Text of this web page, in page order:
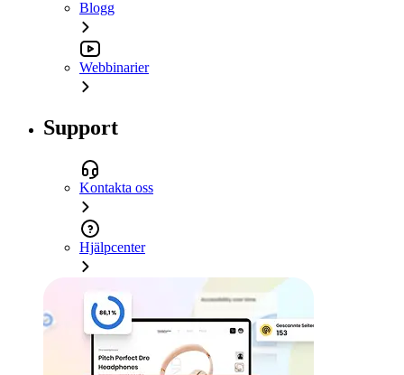
Blogg
Webbinarier
Support
Kontakta oss
Hjälpcenter